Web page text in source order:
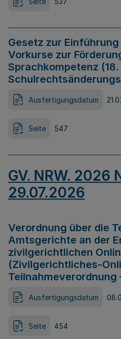
Gesetz zur
Vorkurse zur
Sprachkompetenz (18.
Ausfertigungsdatum
Seite 547
GV. NRW. 2026
29.07.2026
Verordnung über die
Amtsgerichte an der
zivilgerichtlichen
(Zivilgerichtliches-
Teilnahmeverordnung
Ausfertigungsdatum
Seite 454